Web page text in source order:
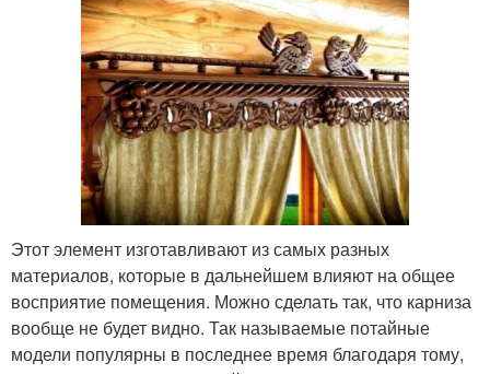
Этот элемент изготавливают из самых разных
материалов, которые в дальнейшем влияют на общее
восприятие помещения. Можно сделать так, что карниза
вообще не будет видно. Так называемые потайные
модели популярны в последнее время благодаря тому,